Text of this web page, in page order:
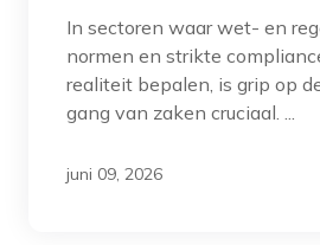
In sectoren waar wet- en
normen en strikte
realiteit bepalen, is grip op
gang van zaken cruciaal. ...
juni 09, 2026